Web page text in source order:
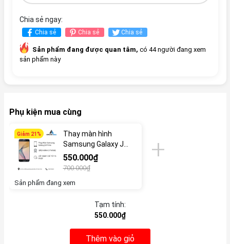
Chia sẻ ngay:
Chia sẻ Chia sẻ Chia sẻ
Sản phẩm đang được quan tâm, có 44 người đang xem
sản phẩm này
Phụ kiện mua cùng
Giảm 21%
Thay màn hình
Samsung Galaxy J5
Prime
550.000₫
700.000₫
Sản phẩm đang xem
Tạm tính:
550.000₫
Thêm vào giỏ